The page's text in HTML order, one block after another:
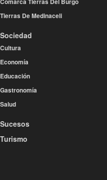
Tierras De Medinaceli
Sociedad
Cultura
Economía
Educación
Gastronomía
Salud
Sucesos
Turismo